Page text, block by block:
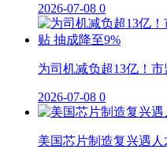
2026-07-08 0
为司机减负超13亿！
2026-07-08 0
美国芯片制造复兴遇